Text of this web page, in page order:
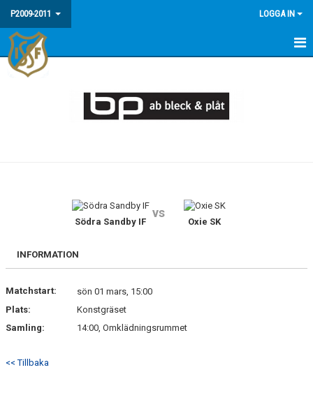
P2009-2011 LOGGA IN
HEM
DOKUMENT
Södra Sandby IF
vs
Oxie SK
INFORMATION
Matchstart:
sön 01 mars, 15:00
Plats:
Konstgräset
Samling:
14:00, Omklädningsrummet
<< Tillbaka